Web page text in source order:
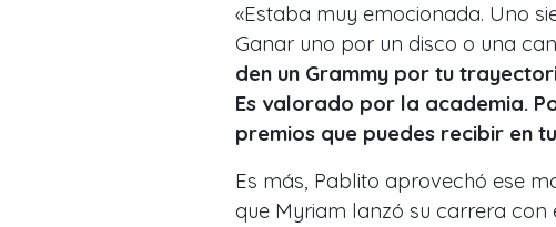
«Estaba muy emocionada. Uno
Ganar uno por un disco o una
den un Grammy por tu
Es valorado por la academia.
premios que puedes recibir en
Es más, Pablito aprovechó ese
que Myriam lanzó su carrera con